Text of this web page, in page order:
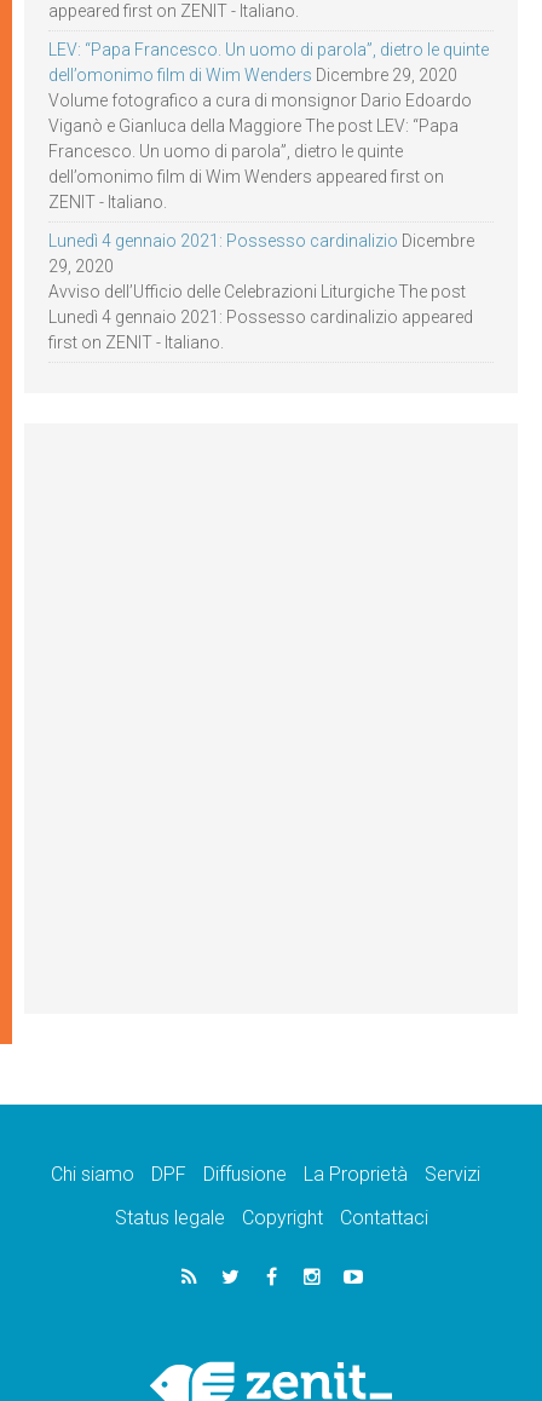
appeared first on ZENIT - Italiano.
LEV: “Papa Francesco. Un uomo di parola”, dietro le quinte
dell’omonimo film di Wim Wenders Dicembre 29, 2020
Volume fotografico a cura di monsignor Dario Edoardo
Viganò e Gianluca della Maggiore The post LEV: “Papa
Francesco. Un uomo di parola”, dietro le quinte
dell’omonimo film di Wim Wenders appeared first on
ZENIT - Italiano.
Lunedì 4 gennaio 2021: Possesso cardinalizio Dicembre
29, 2020
Avviso dell’Ufficio delle Celebrazioni Liturgiche The post
Lunedì 4 gennaio 2021: Possesso cardinalizio appeared
first on ZENIT - Italiano.
Chi siamo DPF Diffusione La Proprietà
Servizi
Status legale
Copyright Contattaci